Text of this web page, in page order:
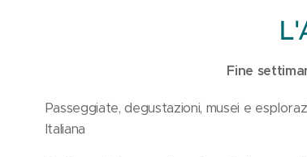
Fine
Passeggiate, degustazioni, musei e
Italiana